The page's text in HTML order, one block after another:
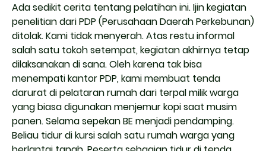
Ada sedikit cerita tentang pelatihan ini. Ijin kegiatan
penelitian dari PDP (Perusahaan Daerah Perkebunan)
ditolak. Kami tidak menyerah. Atas restu informal
salah satu tokoh setempat, kegiatan akhirnya tetap
dilaksanakan di sana. Oleh karena tak bisa
menempati kantor PDP, kami membuat tenda
darurat di pelataran rumah dari terpal milik warga
yang biasa digunakan menjemur kopi saat musim
panen. Selama sepekan BE menjadi pendamping.
Beliau tidur di kursi salah satu rumah warga yang